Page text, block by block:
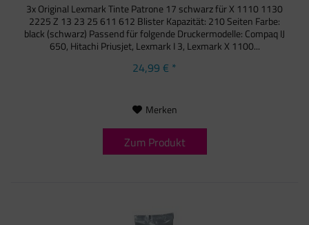
3x Original Lexmark Tinte Patrone 17 schwarz für X 1110 1130
2225 Z 13 23 25 611 612 Blister Kapazität: 210 Seiten Farbe:
black (schwarz) Passend für folgende Druckermodelle: Compaq IJ
650, Hitachi Priusjet, Lexmark I 3, Lexmark X 1100...
24,99 € *
Merken
Zum Produkt